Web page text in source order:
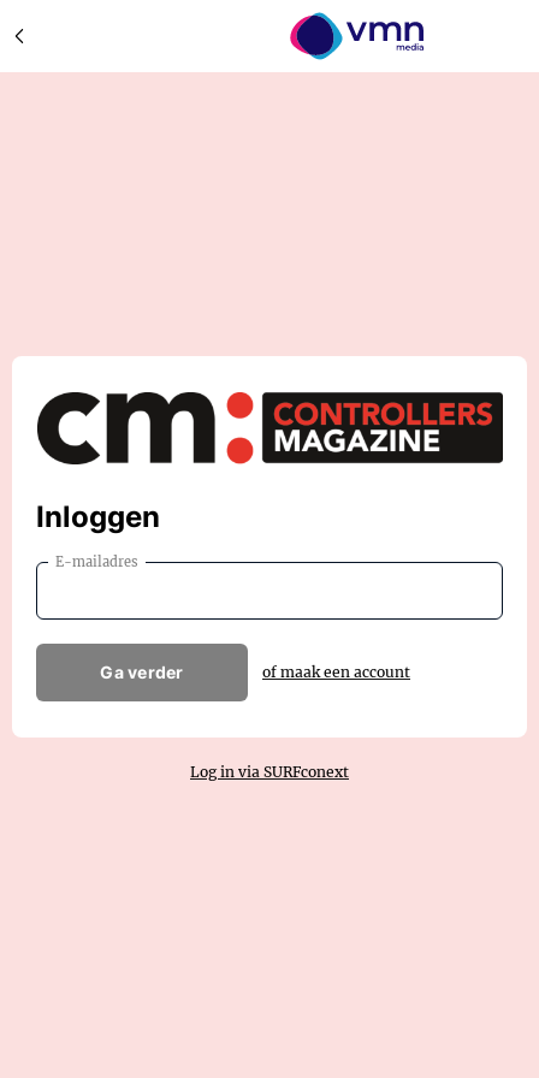
Inloggen
E-mailadres
Ga verder of maak een account
Log in via SURFconext